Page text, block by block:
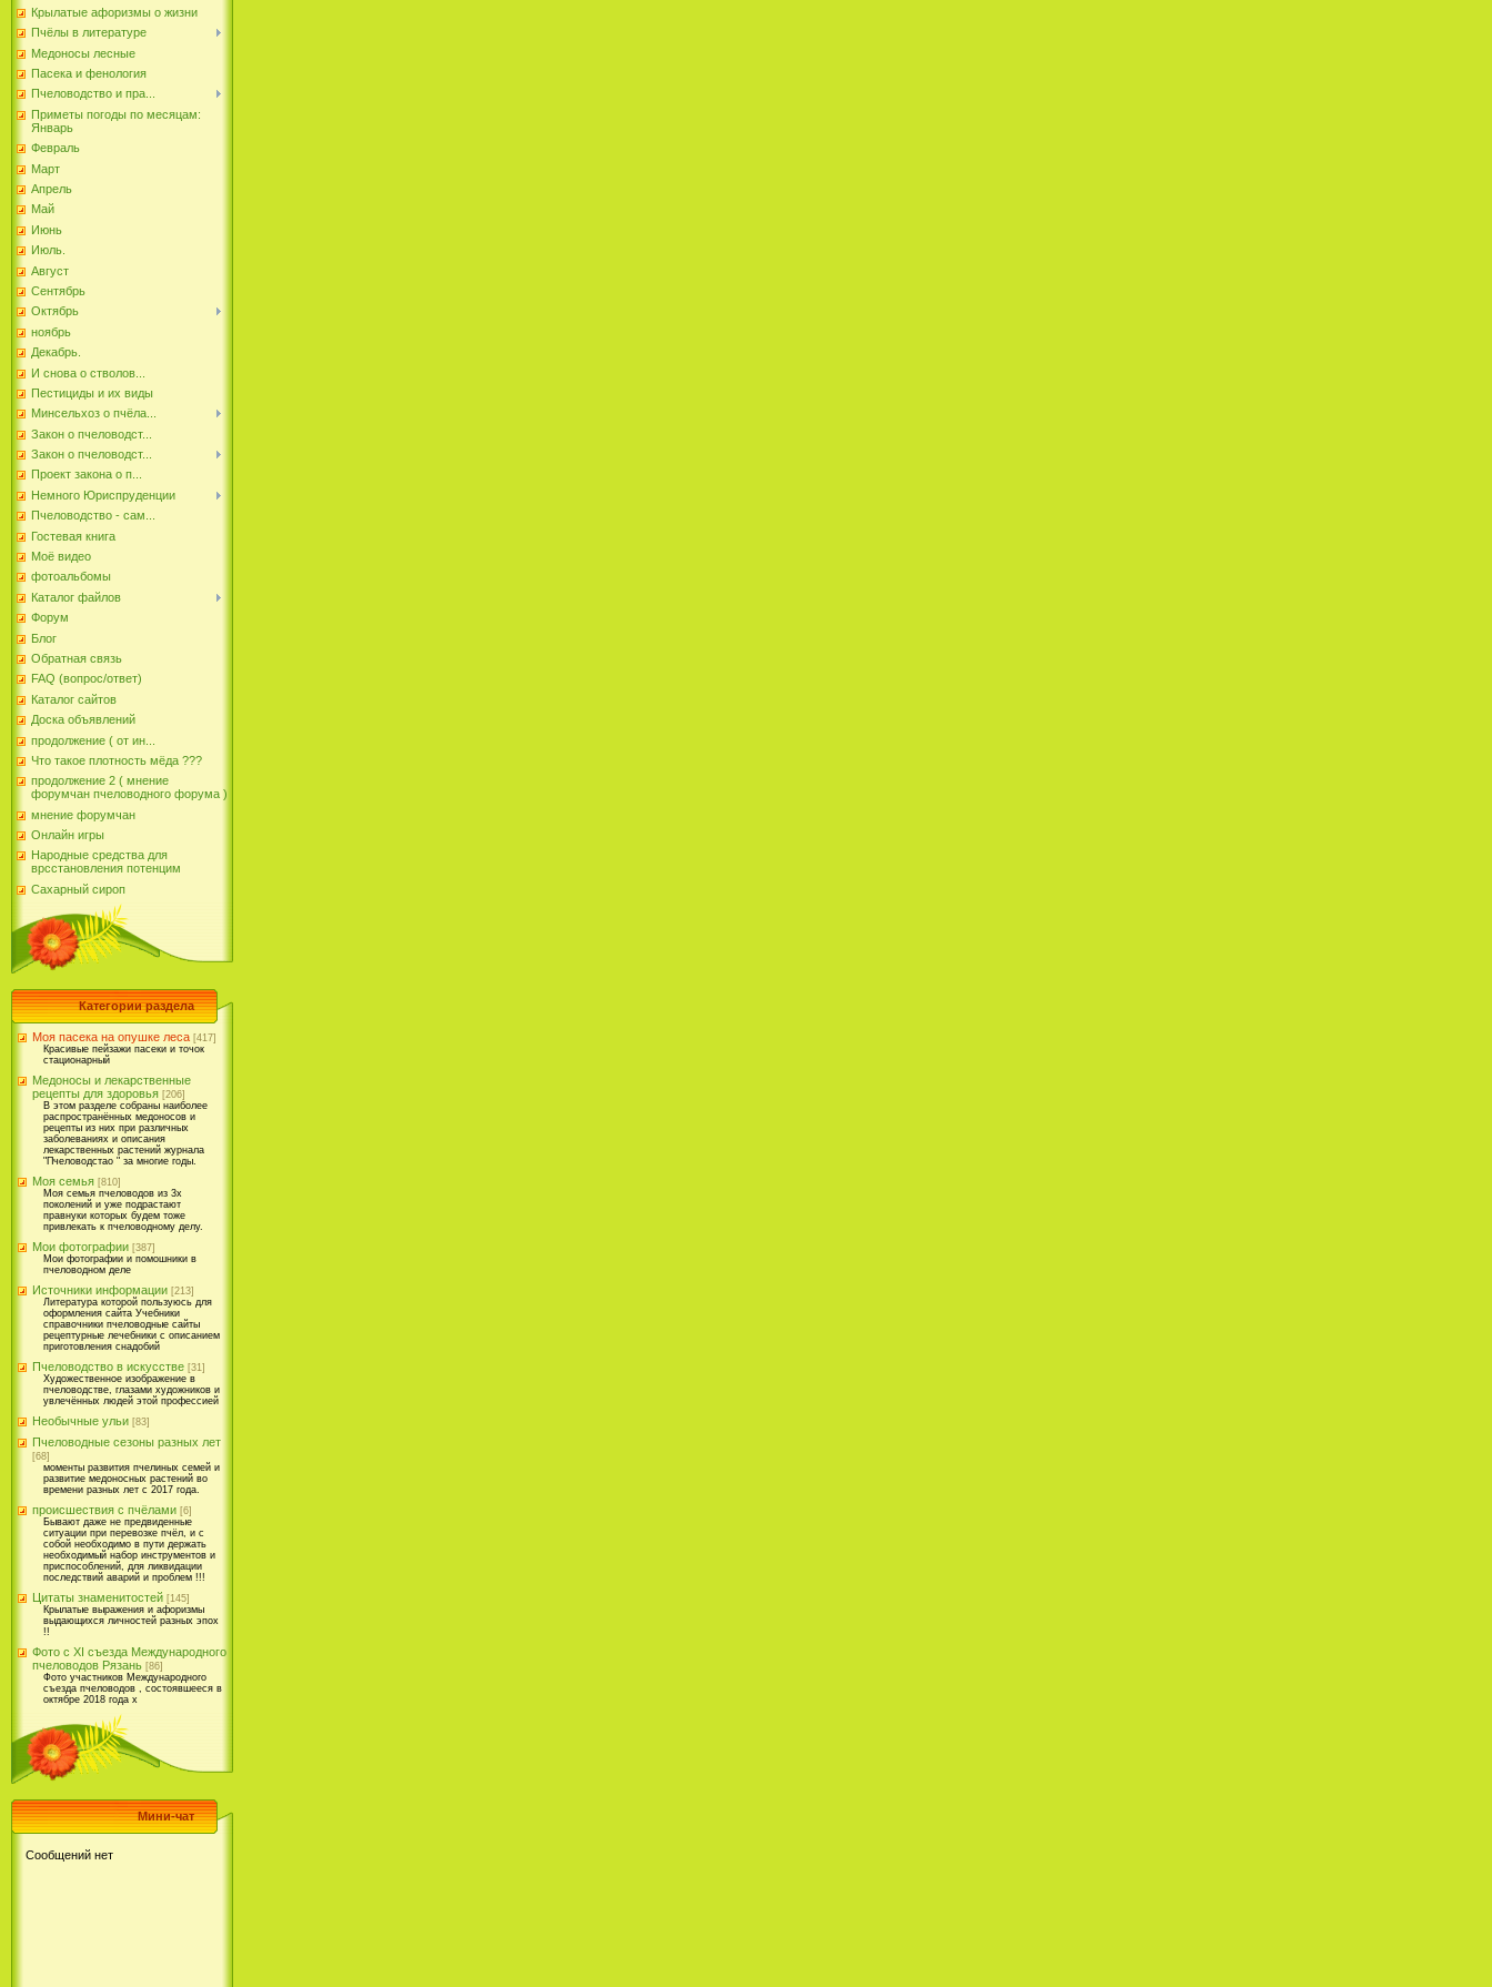
Крылатые афоризмы о жизни
Пчёлы в литературе
Медоносы лесные
Пасека и фенология
Пчеловодство и пра...
Приметы погоды по месяцам:
Январь
Февраль
Март
Апрель
Май
Июнь
Июль.
Август
Сентябрь
Октябрь
ноябрь
Декабрь.
И снова о стволов...
Пестициды и их виды
Минсельхоз о пчёла...
Закон о пчеловодст...
Закон о пчеловодст...
Проект закона о п...
Немного Юриспруденции
Пчеловодство - сам...
Гостевая книга
Моё видео
фотоальбомы
Каталог файлов
Форум
Блог
Обратная связь
FAQ (вопрос/ответ)
Каталог сайтов
Доска объявлений
продолжение ( от ин...
Что такое плотность мёда ???
продолжение 2 ( мнение
форумчан пчеловодного форума )
мнение форумчан
Онлайн игры
Народные средства для
врсстановления потенцим
Сахарный сироп
Категории раздела
Моя пасека на опушке леса [417]
Красивые пейзажи пасеки и точок
стационарный
Медоносы и лекарственные
рецепты для здоровья [206]
В этом разделе собраны наиболее
распространённых медоносов и
рецепты из них при различных
заболеваниях и описания
лекарственных растений журнала
"Пчеловодстао " за многие годы.
Моя семья [810]
Моя семья пчеловодов из 3х
поколений и уже подрастают
правнуки которых будем тоже
привлекать к пчеловодному делу.
Мои фотографии [387]
Мои фотографии и помошники в
пчеловодном деле
Источники информации [213]
Литература которой пользуюсь для
оформления сайта Учебники
справочники пчеловодные сайты
рецептурные лечебники с описанием
приготовления снадобий
Пчеловодство в искусстве [31]
Художественное изображение в
пчеловодстве, глазами художников и
увлечённых людей этой профессией
Необычные ульи [83]
Пчеловодные сезоны разных лет
[68]
моменты развития пчелиных семей и
развитие медоносных растений во
времени разных лет с 2017 года.
происшествия с пчёлами [6]
Бывают даже не предвиденные
ситуации при перевозке пчёл, и с
собой необходимо в пути держать
необходимый набор инструментов и
приспособлений, для ликвидации
последствий аварий и проблем !!!
Цитаты знаменитостей [145]
Крылатые выражения и афоризмы
выдающихся личностей разных эпох
!!
Фото с XI съезда Международного
пчеловодов Рязань [86]
Фото участников Международного
съезда пчеловодов , состоявшееся в
октябре 2018 года х
Мини-чат